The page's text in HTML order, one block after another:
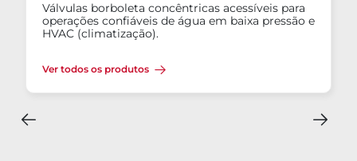
Válvulas borboleta concêntricas acessíveis para
operações confiáveis de água em baixa pressão e
HVAC (climatização).
Ver todos os produtos